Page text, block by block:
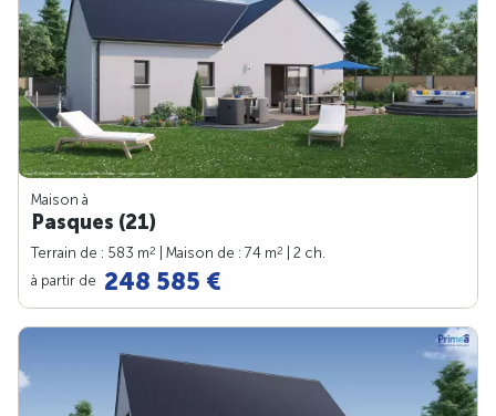
Maison à
Pasques (21)
Terrain de : 583 m2 | Maison de : 74 m2
| 2 ch.
à partir de 248 585 €